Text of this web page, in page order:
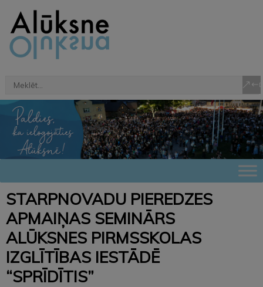
STARPNOVADU PIEREDZES
APMAIŅAS SEMINĀRS
ALŪKSNES PIRMSSKOLAS
IZGLĪTĪBAS IESTĀDĒ
“SPRĪDĪTIS”